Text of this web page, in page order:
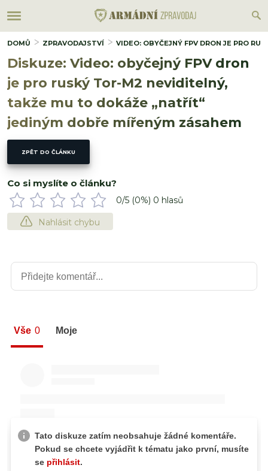
DOMŮ ZPRAVODAJSTVÍ VIDEO: OBYČEJNÝ FPV DRON JE PRO
Diskuze: Video: obyčejný FPV dron
je pro ruský Tor-M2 neviditelný,
takže mu to dokáže „natřít“
jediným dobře mířeným zásahem
ZPĚT DO ČLÁNKU
Co si myslíte o článku?
0/5 (0%) 0 hlasů
Nahlásit chybu